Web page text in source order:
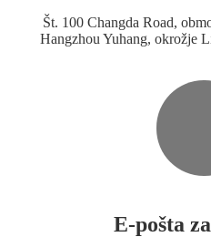
Št. 100 Changda Road,
Hangzhou Yuhang, okrožje
E-pošta